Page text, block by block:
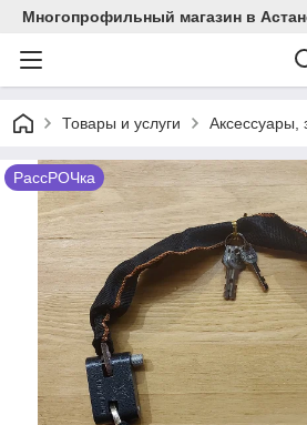
Многопрофильный магазин в
Товары и услуги Аксессуары,
РассРОЧка